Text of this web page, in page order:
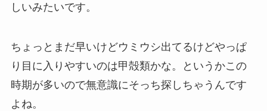
しいみたいです。
ちょっとまだ早いけどウミウシ出てるけどやっぱ
り目に入りやすいのは甲殻類かな。というかこの
時期が多いので無意識にそっち探しちゃうんです
よね。